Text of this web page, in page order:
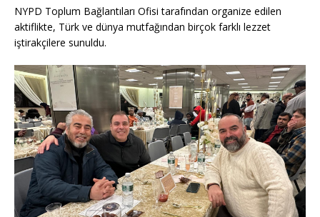
NYPD Toplum Bağlantıları Ofisi tarafından organize edilen
aktiflikte, Türk ve dünya mutfağından birçok farklı lezzet
iştirakçilere sunuldu.